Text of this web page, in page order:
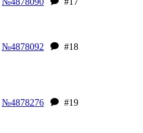
№4878092
#18
№4878276
#19